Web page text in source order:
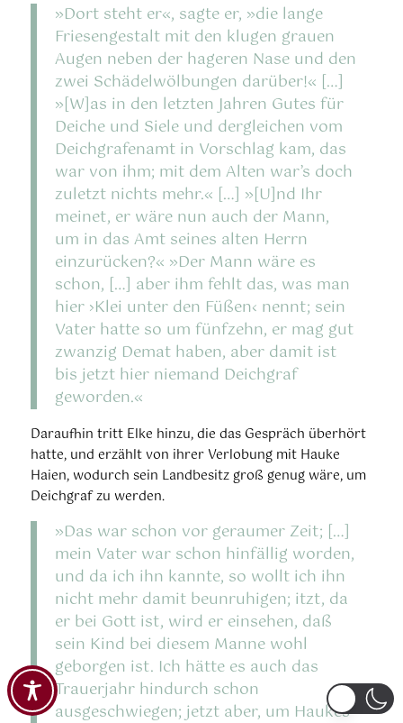
»Dort steht er«, sagte er, »die lange
Friesengestalt mit den klugen grauen
Augen neben der hageren Nase und den
zwei Schädelwölbungen darüber!« […]
»[W]as in den letzten Jahren Gutes für
Deiche und Siele und dergleichen vom
Deichgrafenamt in Vorschlag kam, das
war von ihm; mit dem Alten war’s doch
zuletzt nichts mehr.« […] »[U]nd Ihr
meinet, er wäre nun auch der Mann,
um in das Amt seines alten Herrn
einzurücken?« »Der Mann wäre es
schon, […] aber ihm fehlt das, was man
hier ›Klei unter den Füßen‹ nennt; sein
Vater hatte so um fünfzehn, er mag gut
zwanzig Demat haben, aber damit ist
bis jetzt hier niemand Deichgraf
geworden.«
Daraufhin tritt Elke hinzu, die das Gespräch überhört
hatte, und erzählt von ihrer Verlobung mit Hauke
Haien, wodurch sein Landbesitz groß genug wäre, um
Deichgraf zu werden.
»Das war schon vor geraumer Zeit; […]
mein Vater war schon hinfällig worden,
und da ich ihn kannte, so wollt ich ihn
nicht mehr damit beunruhigen; itzt, da
er bei Gott ist, wird er einsehen, daß
sein Kind bei diesem Manne wohl
geborgen ist. Ich hätte es auch das
Trauerjahr hindurch schon
ausgeschwiegen; jetzt aber, um Haukes